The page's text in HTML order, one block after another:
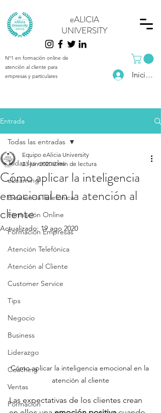
eALICIA
UNIVERSITY
Nº1 en formación online de
atención al cliente para
empresas y particulares
Iniciar
Entrada
Todas las entradas
eLearning
Excelencia Telefónica
Formación Online
Formación Empresas
Atención Telefónica
Atención al Cliente
Customer Service
Tips
Negocio
Business
Liderazgo
Coaching
Ventas
Formación
Todas las entradas
Cómo aplicar la inteligencia
emocional en la atención al
cliente
Equipo eAlicia University
23 jun 2020 2 min de lectura
Actualizado: 19 ago 2020
Cómo aplicar la inteligencia emocional en la
atención al cliente
Las expectativas de los clientes crean